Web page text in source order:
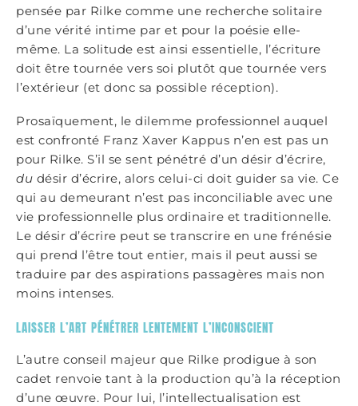
pensée par Rilke comme une recherche solitaire
d’une vérité intime par et pour la poésie elle-
même. La solitude est ainsi essentielle, l’écriture
doit être tournée vers soi plutôt que tournée vers
l’extérieur (et donc sa possible réception).
Prosaïquement, le dilemme professionnel auquel
est confronté Franz Xaver Kappus n’en est pas un
pour Rilke. S’il se sent pénétré d’un désir d’écrire,
du désir d’écrire, alors celui-ci doit guider sa vie. Ce
qui au demeurant n’est pas inconciliable avec une
vie professionnelle plus ordinaire et traditionnelle.
Le désir d’écrire peut se transcrire en une frénésie
qui prend l’être tout entier, mais il peut aussi se
traduire par des aspirations passagères mais non
moins intenses.
LAISSER L’ART PÉNÉTRER LENTEMENT L’INCONSCIENT
L’autre conseil majeur que Rilke prodigue à son
cadet renvoie tant à la production qu’à la réception
d’une œuvre. Pour lui, l’intellectualisation est